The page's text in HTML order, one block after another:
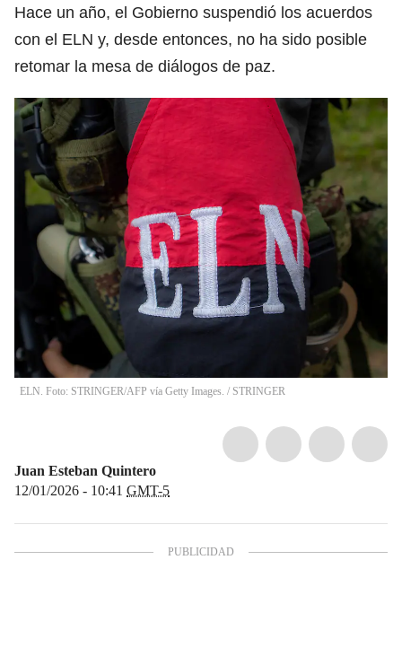
Hace un año, el Gobierno suspendió los acuerdos
con el ELN y, desde entonces, no ha sido posible
retomar la mesa de diálogos de paz.
ELN. Foto: STRINGER/AFP vía Getty Images. / STRINGER
Juan Esteban Quintero
12/01/2026 - 10:41 GMT-5